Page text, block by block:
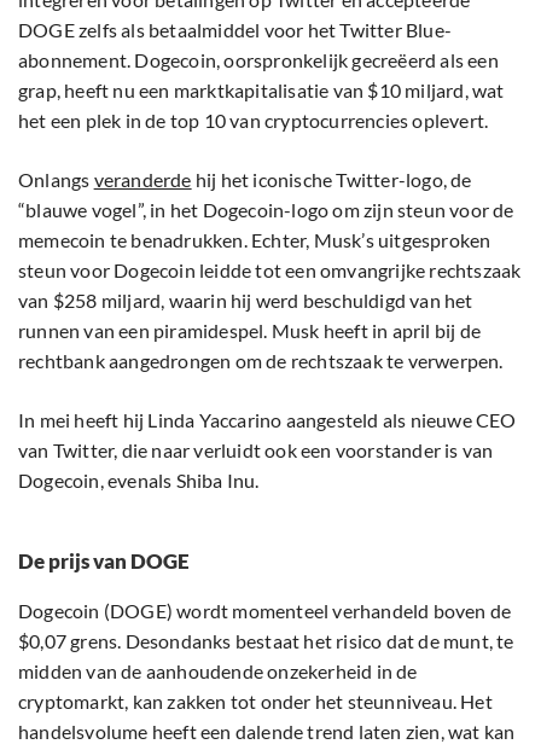
DOGE zelfs als betaalmiddel voor het Twitter Blue-
abonnement. Dogecoin, oorspronkelijk gecreëerd als een
grap, heeft nu een marktkapitalisatie van $10 miljard, wat
het een plek in de top 10 van cryptocurrencies oplevert.
Onlangs veranderde hij het iconische Twitter-logo, de
“blauwe vogel”, in het Dogecoin-logo om zijn steun voor de
memecoin te benadrukken. Echter, Musk’s uitgesproken
steun voor Dogecoin leidde tot een omvangrijke rechtszaak
van $258 miljard, waarin hij werd beschuldigd van het
runnen van een piramidespel. Musk heeft in april bij de
rechtbank aangedrongen om de rechtszaak te verwerpen.
In mei heeft hij Linda Yaccarino aangesteld als nieuwe CEO
van Twitter, die naar verluidt ook een voorstander is van
Dogecoin, evenals Shiba Inu.
De prijs van DOGE
Dogecoin (DOGE) wordt momenteel verhandeld boven de
$0,07 grens. Desondanks bestaat het risico dat de munt, te
midden van de aanhoudende onzekerheid in de
cryptomarkt, kan zakken tot onder het steunniveau. Het
handelsvolume heeft een dalende trend laten zien, wat kan